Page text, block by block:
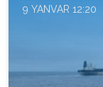
9 YANVAR 12:20